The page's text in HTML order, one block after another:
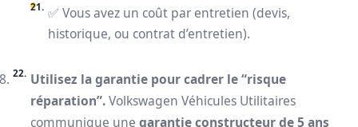
✅ Vous avez un coût par entretien (devis,
historique, ou contrat d’entretien).
Utilisez la garantie pour cadrer le “risque
réparation”.Volkswagen Véhicules Utilitaires
communique une garantie constructeur de 5 ans